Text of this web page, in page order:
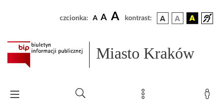
czcionka: A A A kontrast:
Miasto Kraków